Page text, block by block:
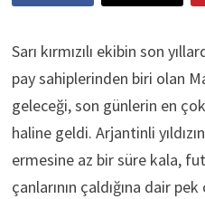
Sarı kırmızılı ekibin son
pay sahiplerinden biri olan
geleceği, son günlerin en
haline geldi. Arjantinli
ermesine az bir süre kala,
çanlarının çaldığına dair